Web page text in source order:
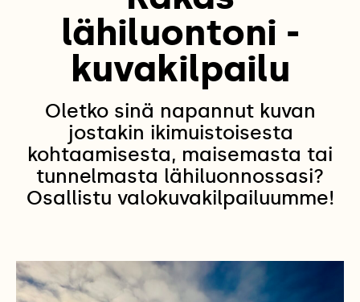
lähiluontoni -
kuvakilpailu
Oletko sinä napannut kuvan
jostakin ikimuistoisesta
kohtaamisesta, maisemasta tai
tunnelmasta lähiluonnossasi?
Osallistu valokuvakilpailuumme!